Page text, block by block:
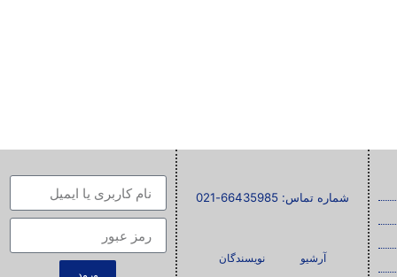
شماره تماس: 66435985-021
آرشیو نویسندگان